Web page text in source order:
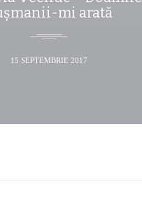
mi arată
15 SEPTEMBRIE 2017